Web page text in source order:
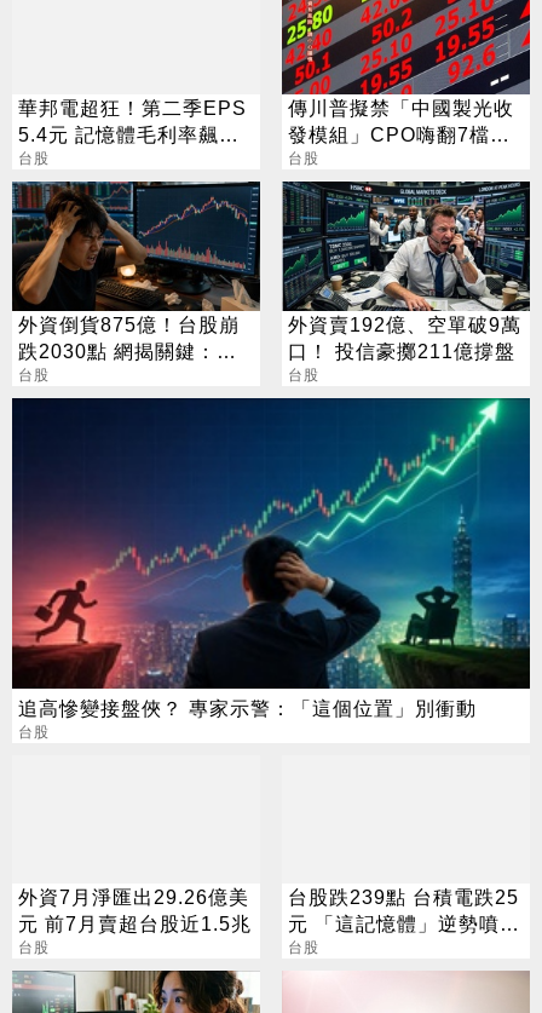
華邦電超狂！第二季EPS
5.4元 記憶體毛利率飆至
70.3%
台股
傳川普擬禁「中國製光收
發模組」CPO嗨翻7檔攻
漲停
台股
外資倒貨875億！台股崩
跌2030點 網揭關鍵：沒
人接
台股
外資賣192億、空單破9萬
口！ 投信豪擲211億撐盤
台股
追高慘變接盤俠？ 專家示警：「這個位置」別衝動
台股
外資7月淨匯出29.26億美
元 前7月賣超台股近1.5兆
台股
台股跌239點 台積電跌25
元 「這記憶體」逆勢噴
5%
台股